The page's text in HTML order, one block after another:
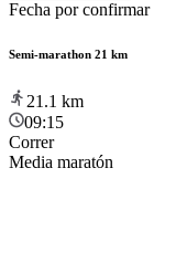
Fecha por confirmar
Semi-marathon 21 km
21.1 km
09:15
Correr
Media maratón